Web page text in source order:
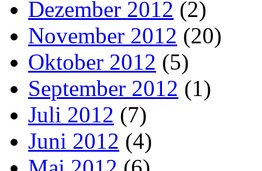
Dezember 2012 (2)
November 2012 (20)
Oktober 2012 (5)
September 2012 (1)
Juli 2012 (7)
Juni 2012 (4)